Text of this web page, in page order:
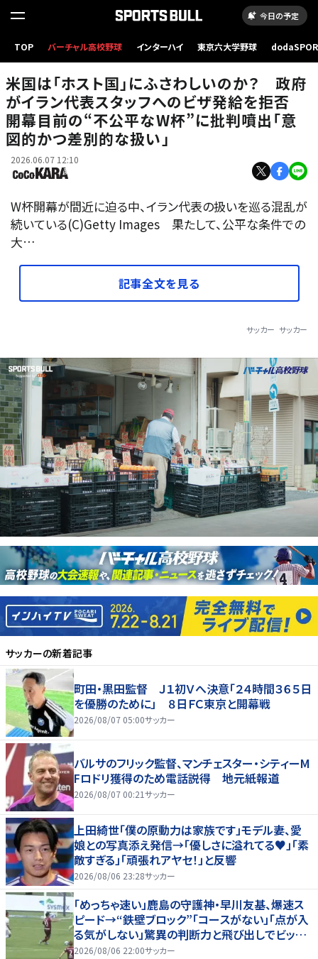
今日の予定
TOP バーチャル高校野球 インターハイ 東京六大学野球
米国は「ホスト国」にふさわしいのか？ 政府
がイラン代表スタッフへのビザ発給を拒否
開幕目前の“不公平なW杯”に批判噴出「意
図的かつ差別的な扱い」
2026.06.07 12:10
W杯開幕が間近に迫る中、イラン代表の扱いを巡る混乱が
続いている(C)Getty Images 果たして、公平な条件での
大…
記事全文を見る
サッカー サッカー
サッカーの新着記事
町田・黒田監督 Ｊ１初Ｖへ決意「２４時間３６５日
を優勝のために」 ８日ＦＣ東京と開幕戦
2026/08/07 05:00サッカー
バルサのフリック監督、マンチェスター・シティーM
Fロドリ獲得のため電話説得 地元紙報道
2026/08/07 00:21サッカー
上田綺世「僕の原動力は家族です」モデル妻、愛
娘との写真添え発信→「優しさに溢れてる♥」「素
敵すぎる」「頑張れアヤセ！」と反響
2026/08/06 23:28サッカー
「めっちゃ速い」鹿島の守護神・早川友基、爆速ス
ピード→“鉄壁ブロック”「コースがない」「点が入
る気がしない」驚異の判断力と飛び出しでビッグ
セーブ
2026/08/06 22:00サッカー